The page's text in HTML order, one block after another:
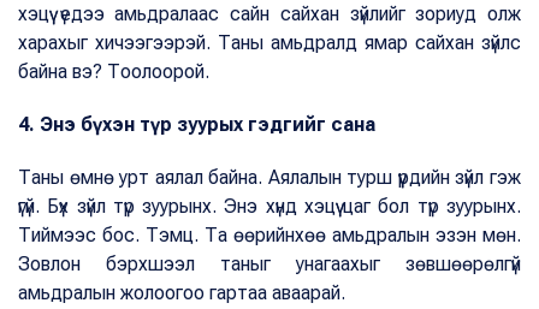
хэцүү үедээ амьдралаас сайн сайхан зүйлийг зориуд олж
харахыг хичээгээрэй. Таны амьдралд ямар сайхан зүйлс
байна вэ? Тоолоорой.
4. Энэ бүхэн түр зуурых гэдгийг сана
Таны өмнө урт аялал байна. Аялалын турш үүрдийн зүйл гэж
үгүй. Бүх зүйл түр зуурынх. Энэ хүнд хэцүү цаг бол түр зуурынх.
Тиймээс бос. Тэмц. Та өөрийнхөө амьдралын эзэн мөн.
Зовлон бэрхшээл таныг унагаахыг зөвшөөрөлгүй
амьдралын жолоогоо гартаа аваарай.